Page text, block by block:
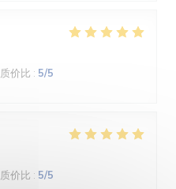
质价比 : 5/5
质价比 : 5/5